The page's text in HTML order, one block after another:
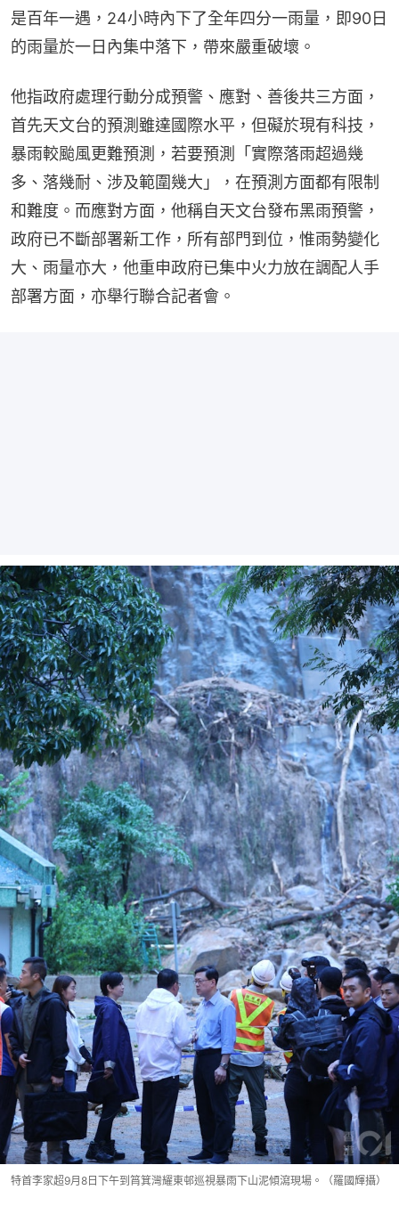
是百年一遇，24小時內下了全年四分一雨量，即90日
的雨量於一日內集中落下，帶來嚴重破壞。
他指政府處理行動分成預警、應對、善後共三方面，
首先天文台的預測雖達國際水平，但礙於現有科技，
暴雨較颱風更難預測，若要預測「實際落雨超過幾
多、落幾耐、涉及範圍幾大」，在預測方面都有限制
和難度。而應對方面，他稱自天文台發布黑雨預警，
政府已不斷部署新工作，所有部門到位，惟雨勢變化
大、雨量亦大，他重申政府已集中火力放在調配人手
部署方面，亦舉行聯合記者會。
特首李家超9月8日下午到筲箕灣耀東邨巡視暴雨下山泥傾瀉現場。（羅國輝攝）